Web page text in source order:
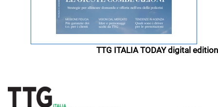
TTG ITALIA TODAY digital edition